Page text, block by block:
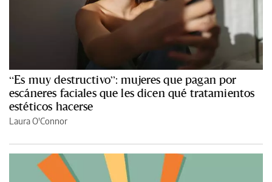
“Es muy destructivo”: mujeres que pagan por
escáneres faciales que les dicen qué tratamientos
estéticos hacerse
Laura O'Connor